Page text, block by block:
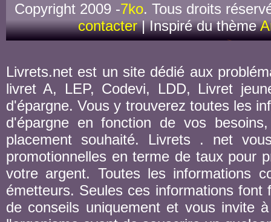
Copyright 2009 -7ko. Tous droits
contacter| Inspiré du thème
Livrets.net est un site dédié aux
livret A, LEP, Codevi, LDD, Livret
d'épargne. Vous y trouverez toutes les
d'épargne en fonction de vos
placement souhaité. Livrets . net
promotionnelles en terme de taux pour
votre argent. Toutes les informations
émetteurs. Seules ces informations
de conseils uniquement et vous invite